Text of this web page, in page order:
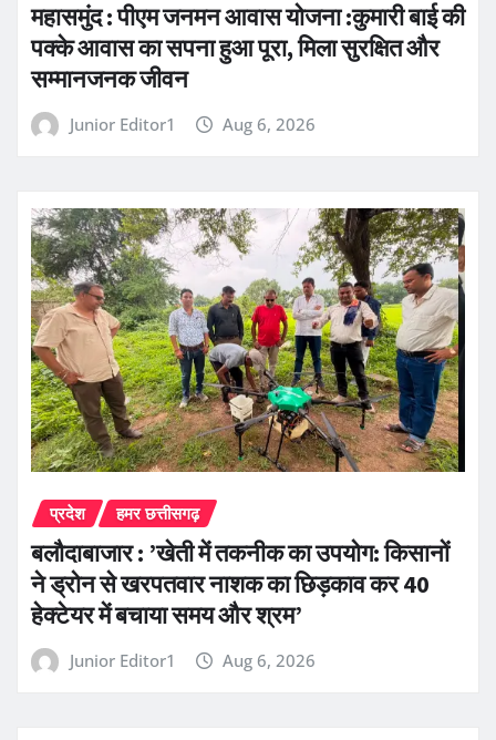
महासमुंद : पीएम जनमन आवास योजना :कुमारी बाई की
पक्के आवास का सपना हुआ पूरा, मिला सुरक्षित और
सम्मानजनक जीवन
Junior Editor1 Aug 6, 2026
प्रदेश हमर छत्तीसगढ़
बलौदाबाजार : ’खेती में तकनीक का उपयोग: किसानों
ने ड्रोन से खरपतवार नाशक का छिड़काव कर 40
हेक्टेयर में बचाया समय और श्रम’
Junior Editor1 Aug 6, 2026